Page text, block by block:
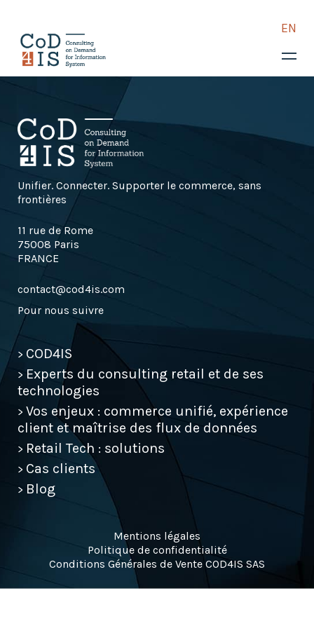
EN
COD4IS
Vos enjeux
Consulting retail
Assistance technique et
métier
TMA
Expertise retail
Cas clients
Blog
EFEL Consulting
Contact
contact@cod4is.com
+33(0) 1 40 70 07 77
Unifier. Connecter. Supporter le commerce, sans
frontières
11 rue de Rome
75008 Paris
FRANCE
contact@cod4is.com
Pour nous suivre
> COD4IS
> Experts du consulting retail et de ses
technologies
> Vos enjeux : commerce unifié, expérience
client et maîtrise des flux de données
> Retail Tech : solutions
> Cas clients
> Blog
Mentions légales
Politique de confidentialité
Conditions Générales de Vente COD4IS SAS